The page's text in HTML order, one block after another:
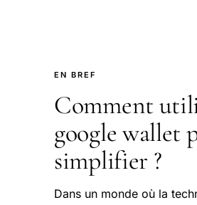
EN BREF
Comment
google wallet
simplifier ?
Dans un monde où la